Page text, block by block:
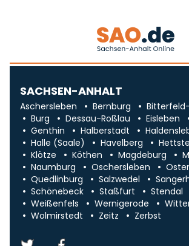
SACHSEN-ANHALT
Aschersleben Bernburg
Burg
Dessau-Roßlau Eisleben
Genthin
Halberstadt
Halle (Saale)
Havelberg
Klötze
Köthen Magdeburg
Naumburg
Oschersleben
Quedlinburg
Salzwedel
Schönebeck
Staßfurt Stendal
Weißenfels
Wernigerode
Wolmirstedt
Zeitz Zerbst